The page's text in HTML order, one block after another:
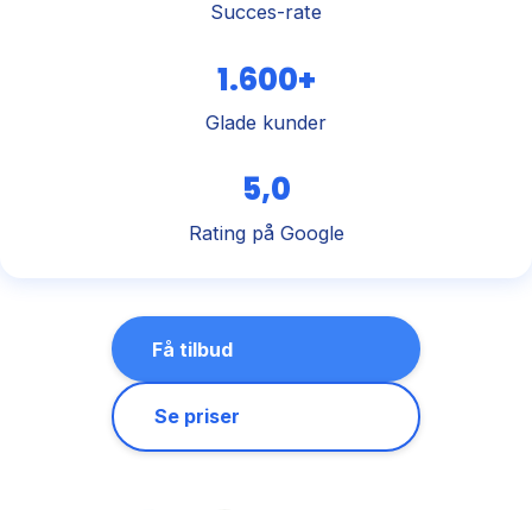
Succes-rate
1.600+
Glade kunder
5,0
Rating på Google
Få tilbud
Se priser